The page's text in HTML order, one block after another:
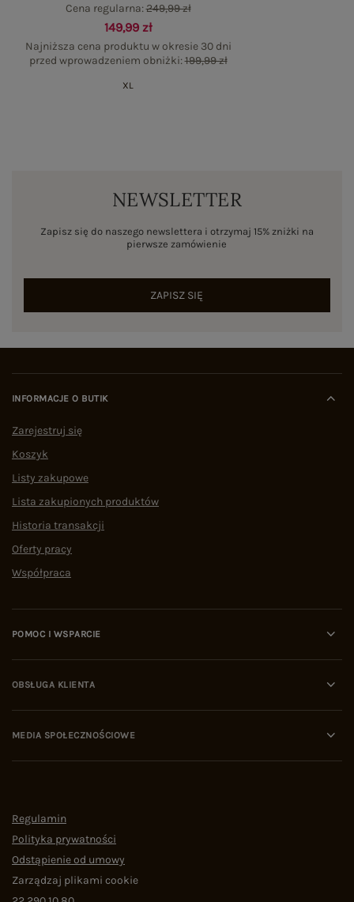
149,99 zł
Najniższa cena produktu w okresie 30 dni
przed wprowadzeniem obniżki:199,99 zł
Cena regularna:249,99 zł
XL
NEWSLETTER
Zapisz się do naszego newslettera i otrzymaj 15% zniżki na
pierwsze zamówienie
ZAPISZ SIĘ
INFORMACJE O BUTIK
Zarejestruj się
Koszyk
Listy zakupowe
Lista zakupionych produktów
Historia transakcji
Oferty pracy
Współpraca
POMOC I WSPARCIE
OBSŁUGA KLIENTA
MEDIA SPOŁECZNOŚCIOWE
Regulamin
Polityka prywatności
Odstąpienie od umowy
Zarządzaj plikami cookie